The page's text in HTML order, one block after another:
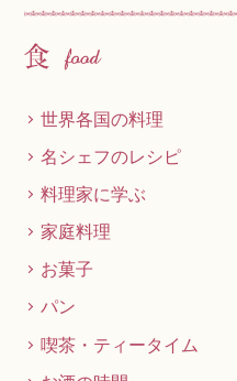
世界各国の料理
名シェフのレシピ
料理家に学ぶ
家庭料理
お菓子
パン
喫茶・ティータイム